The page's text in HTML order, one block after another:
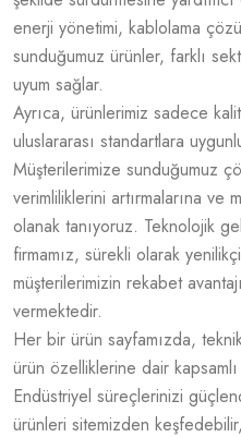
enerji yönetimi, kablolama
sunduğumuz ürünler, farklı
uyum sağlar.
Ayrıca, ürünlerimiz sadece
uluslararası standartlara
Müşterilerimize sunduğumuz
verimliliklerini artırmalarına ve
olanak tanıyoruz. Teknolojik
firmamız, sürekli olarak
müşterilerimizin rekabet
vermektedir.
Her bir ürün sayfamızda,
ürün özelliklerine dair
Endüstriyel süreçlerinizi
ürünleri sitemizden